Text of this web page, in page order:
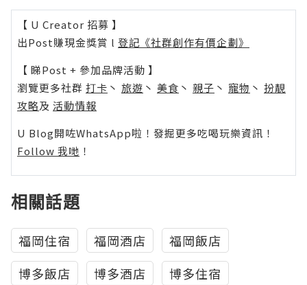
【 U Creator 招募 】
出Post賺現金獎賞 l 登記《社群創作有價企劃》
【 睇Post + 參加品牌活動 】
瀏覽更多社群 打卡 丶 旅遊 丶 美食 丶 親子 丶 寵物 丶 扮靚
攻略及 活動情報
U Blog開咗WhatsApp啦！發掘更多吃喝玩樂資訊！
Follow 我哋 ！
相關話題
福岡住宿 福岡酒店
福岡飯店
博多飯店
博多酒店
博多住宿